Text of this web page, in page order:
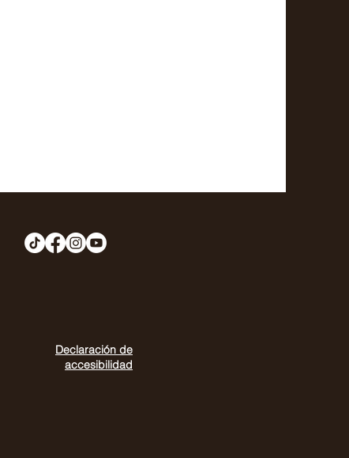
Declaración de
accesibilidad